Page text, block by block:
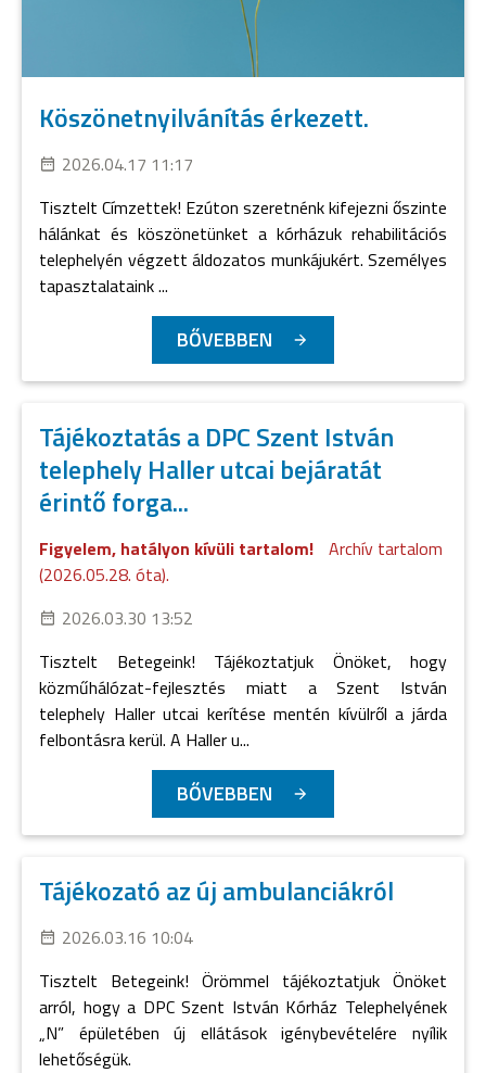
Köszönetnyilvánítás érkezett.
2026.04.17 11:17
Tisztelt Címzettek! Ezúton szeretnénk kifejezni őszinte
hálánkat és köszönetünket a kórházuk rehabilitációs
telephelyén végzett áldozatos munkájukért. Személyes
tapasztalataink ...
BŐVEBBEN
Tájékoztatás a DPC Szent István
telephely Haller utcai bejáratát
érintő forga...
Figyelem, hatályon kívüli tartalom! Archív tartalom
(2026.05.28. óta).
2026.03.30 13:52
Tisztelt Betegeink! Tájékoztatjuk Önöket, hogy
közműhálózat-fejlesztés miatt a Szent István
telephely Haller utcai kerítése mentén kívülről a járda
felbontásra kerül. A Haller u...
BŐVEBBEN
Tájékozató az új ambulanciákról
2026.03.16 10:04
Tisztelt Betegeink! Örömmel tájékoztatjuk Önöket
arról, hogy a DPC Szent István Kórház Telephelyének
„N” épületében új ellátások igénybevételére nyílik
lehetőségük.